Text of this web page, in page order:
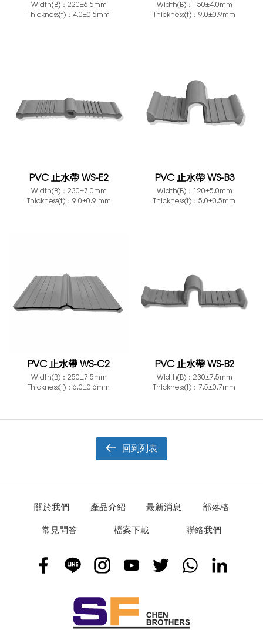
Width(B)：220±6.5mm
Thickness(t)：4.0±0.5mm
Width(B)：150±4.0mm
Thickness(t)：9.0±0.9mm
PVC 止水帶 WS-E2
Width(B)：230±7.0mm
Thickness(t)：9.0±0.9 mm
PVC 止水帶 WS-B3
Width(B)：120±5.0mm
Thickness(t)：5.0±0.5mm
PVC 止水帶 WS-C2
Width(B)：250±7.5mm
Thickness(t)：6.0±0.6mm
PVC 止水帶 WS-B2
Width(B)：230±7.5mm
Thickness(t)：7.5±0.7mm
回到列表
關於我們 產品介紹 最新消息 部落格
常見問答 檔案下載 聯絡我們